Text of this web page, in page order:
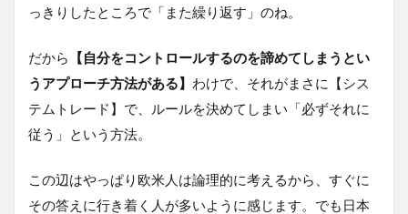
っきりしたところで「また繰り返す」のね。
だから
【自分をコントロールするのを諦めてしまうとい
うアプローチ方法がある】 わけで、それがまさに【シス
テムトレード】で、ルールを決めてしまい「必ずそれに
従う」という方法。
この辺はやっぱり欧米人は論理的に考えるから、すぐに
その答えに行き着く人が多いように感じます。でも日本